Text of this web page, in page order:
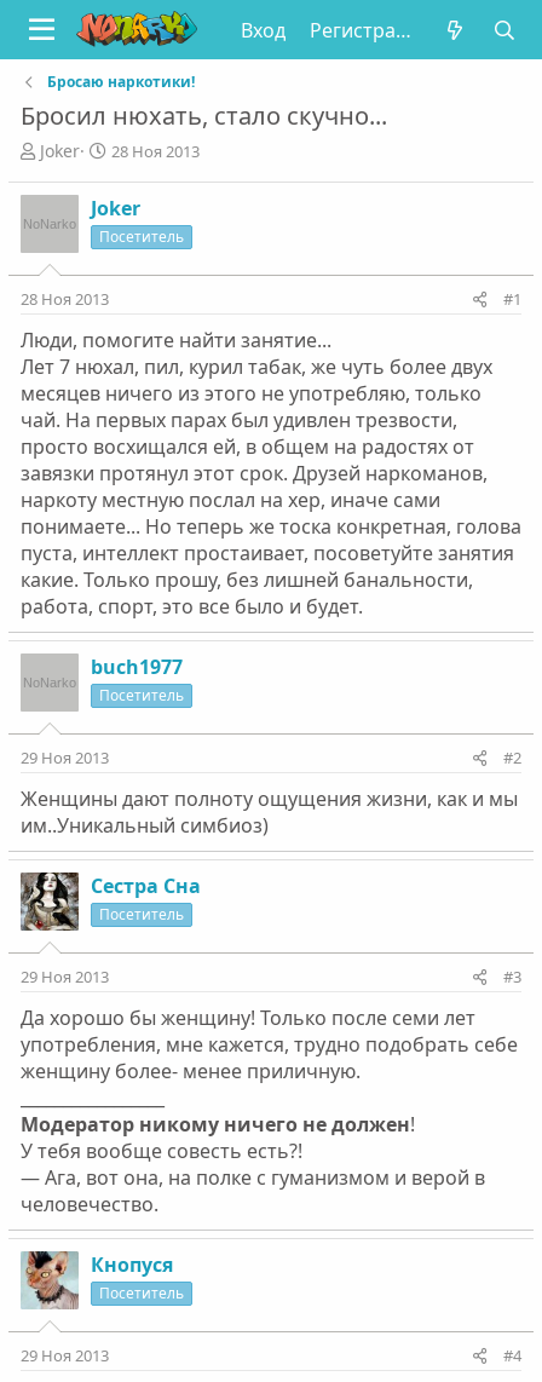
Вход Регистрация
Бросаю наркотики!
Бросил нюхать, стало скучно...
А
т
о
т
м
ы
Joker
Д
т
а
н
л
28 Ноя 2013
Joker
Посетитель
28 Ноя 2013 #1
Люди, помогите найти занятие...
Лет 7 нюхал, пил, курил табак, же чуть более двух
месяцев ничего из этого не употребляю, только
чай. На первых парах был удивлен трезвости,
просто восхищался ей, в общем на радостях от
завязки протянул этот срок. Друзей наркоманов,
наркоту местную послал на хер, иначе сами
понимаете... Но теперь же тоска конкретная, голова
пуста, интеллект простаивает, посоветуйте занятия
какие. Только прошу, без лишней банальности,
работа, спорт, это все было и будет.
buch1977
Посетитель
29 Ноя 2013 #2
Женщины дают полноту ощущения жизни, как и мы
им..Уникальный симбиоз)
Сестра Сна
Посетитель
29 Ноя 2013 #3
Да хорошо бы женщину! Только после семи лет
употребления, мне кажется, трудно подобрать себе
женщину более- менее приличную.
Модератор никому ничего не должен!
У тебя вообще совесть есть?!
— Ага, вот она, на полке с гуманизмом и верой в
человечество.
Кнопуся
Посетитель
29 Ноя 2013 #4